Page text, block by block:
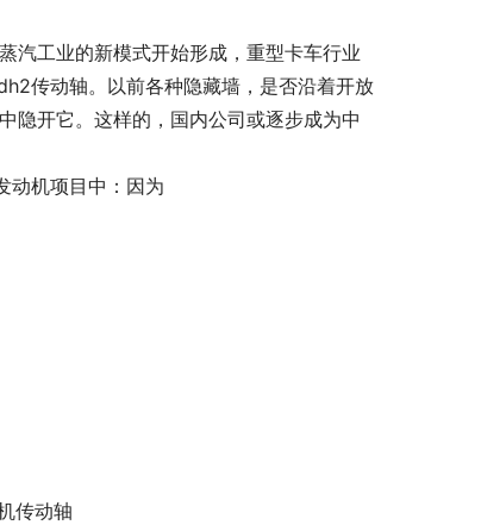
汽工业的新模式开始形成，重型卡车行业
传动轴。以前各种隐藏墙，是否沿着开放
隐开它。这样的，国内公司或逐步成为中
动机项目中：因为
传动轴